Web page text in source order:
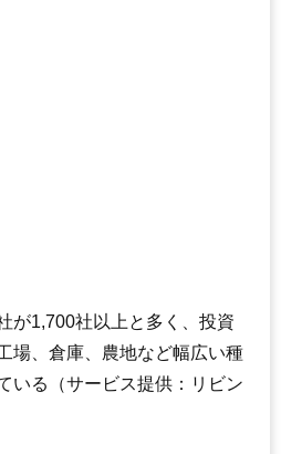
が1,700社以上と多く、投資
場、倉庫、農地など幅広い種
いる（サービス提供：リビン